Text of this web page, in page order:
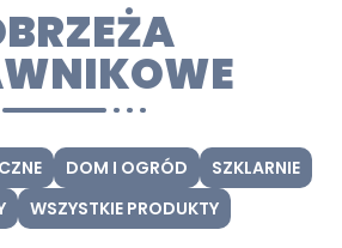
DOM I OGRÓD
SZKLARNIE
WSZYSTKIE PRODUKTY